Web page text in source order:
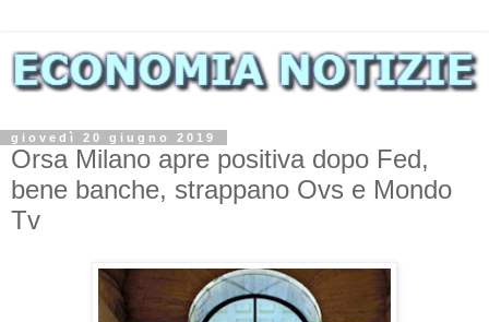
giovedì 20 giugno 2019
Orsa Milano apre positiva dopo Fed,
bene banche, strappano Ovs e Mondo
Tv